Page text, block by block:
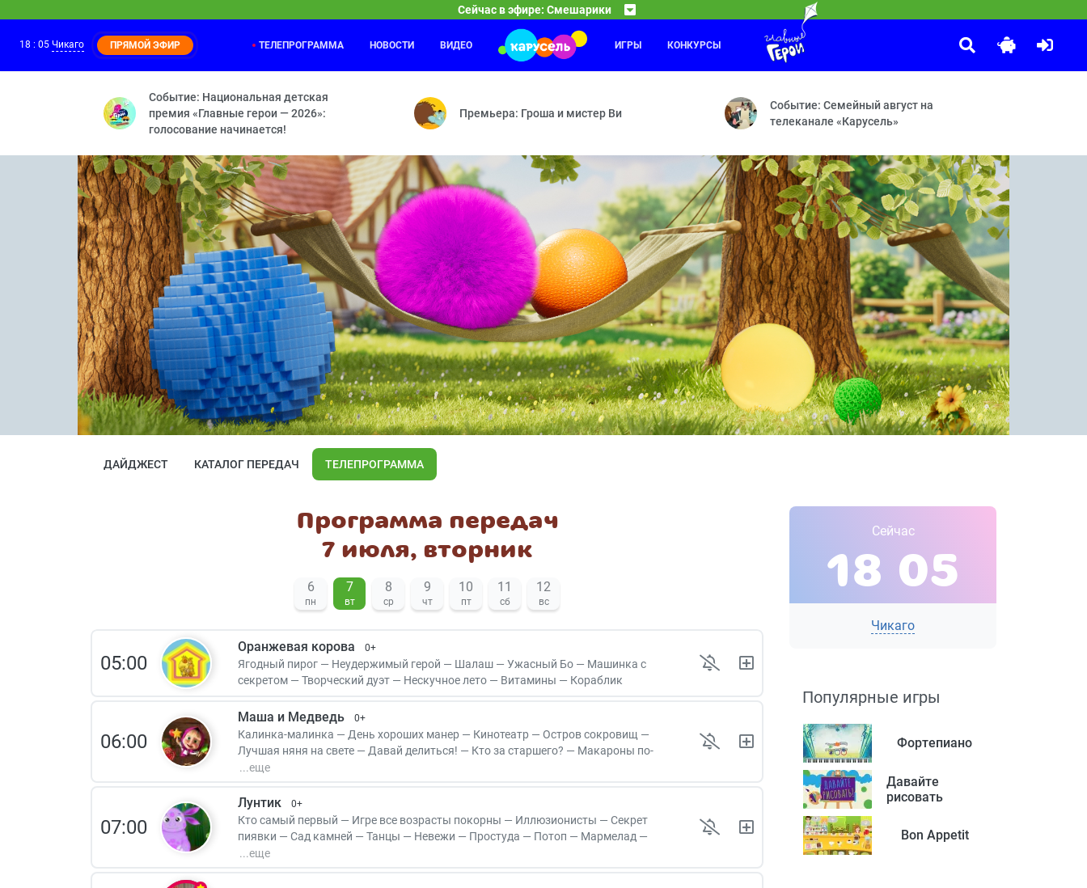
Сейчас в эфире: Смешарики
17:30
Смешарики
Принц для Нюши — Двигатель прогресса — Как здорово сочинять стихи — Парашют — Каникулы Биби — Полёты во сне и наяву — Прощай, Бараш! — Красота — Мисс
Оранжевая корова
Средние века — Розыгрыш — Грабли — Робот — Сонные каникулы — Ярмарка — День ошибок — Моя няня —
Спокойной ночи, малыши!
Передача «Спокойной ночи, малыши!» — уникальное
18 : 05 Чикаго ПРЯМОЙ ЭФИР ТЕЛЕПРОГРАММА НОВОСТИ ВИДЕО ИГРЫ КОНКУРСЫ
Событие: Национальная детская
премия «Главные герои — 2026»:
голосование начинается!
Премьера: Гроша и мистер Ви
Событие: Семейный август на
телеканале «Карусель»
ДАЙДЖЕСТ КАТАЛОГ ПЕРЕДАЧ ТЕЛЕПРОГРАММА
Программа передач
7 июля, вторник
6
пн
7
вт
8
ср
9
чт
10
пт
11
сб
12
вс
05:00
Оранжевая корова 0+
Ягодный пирог — Неудержимый герой — Шалаш — Ужасный Бо — Машинка с
секретом — Творческий дуэт — Нескучное лето — Витамины — Кораблик
06:00
Маша и Медведь 0+
Калинка-малинка — День хороших манер — Кинотеатр — Остров сокровищ —
Лучшая няня на свете — Давай делиться! — Кто за старшего? — Макароны по-
флотски — Селфи — Тушите! Не тушите!
07:00
Лунтик 0+
Кто самый первый — Игре все возрасты покорны — Иллюзионисты — Секрет
пиявки — Сад камней — Танцы — Невежи — Простуда — Потоп — Мармелад —
Варенье — Пух — Мечта
Сейчас
18 05
Чикаго
Популярные игры
Фортепиано
Давайте
рисовать
Bon Appetit